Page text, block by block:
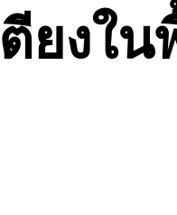
ตียงใ